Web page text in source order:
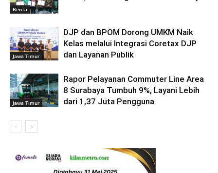
Berita
Jawa Timur
DJP dan BPOM Dorong UMKM Naik
Kelas melalui Integrasi Coretax DJP
dan Layanan Publik
Jawa Timur
Rapor Pelayanan Commuter Line Area
8 Surabaya Tumbuh 9%, Layani Lebih
dari 1,37 Juta Pengguna